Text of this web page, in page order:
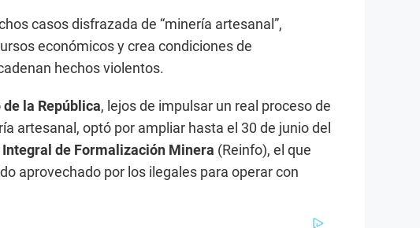
casos disfrazada de “minería artesanal”,
económicos y crea condiciones de
hechos violentos.
la República, lejos de impulsar un real proceso de
artesanal, optó por ampliar hasta el 30 de junio del
Integral de Formalización Minera (Reinfo), el que
aprovechado por los ilegales para operar con